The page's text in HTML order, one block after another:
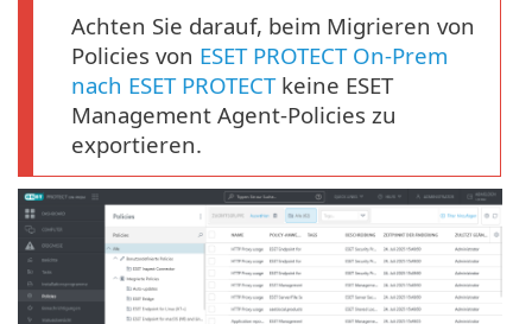
Achten Sie darauf, beim Migrieren von
Policies von ESET PROTECT On-Prem
nach ESET PROTECTkeine ESET
Management Agent-Policies zu
exportieren.